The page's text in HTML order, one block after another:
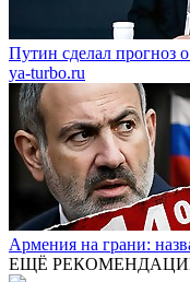
Путин сделал прогноз
ya-turbo.ru
Армения на грани:
ЕЩЁ